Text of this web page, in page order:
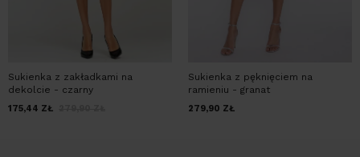
Sukienka z zakładkami na
dekolcie - czarny
175,44 ZŁ
Sukienka z pęknięciem na
ramieniu - granat
279,90 ZŁ